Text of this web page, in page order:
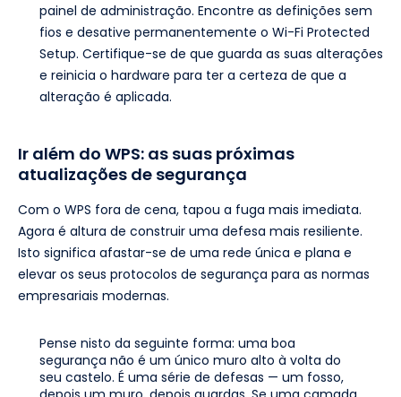
painel de administração. Encontre as definições sem
fios e desative permanentemente o Wi-Fi Protected
Setup. Certifique-se de que guarda as suas alterações
e reinicia o hardware para ter a certeza de que a
alteração é aplicada.
Ir além do WPS: as suas próximas
atualizações de segurança
Com o WPS fora de cena, tapou a fuga mais imediata.
Agora é altura de construir uma defesa mais resiliente.
Isto significa afastar-se de uma rede única e plana e
elevar os seus protocolos de segurança para as normas
empresariais modernas.
Pense nisto da seguinte forma: uma boa
segurança não é um único muro alto à volta do
seu castelo. É uma série de defesas — um fosso,